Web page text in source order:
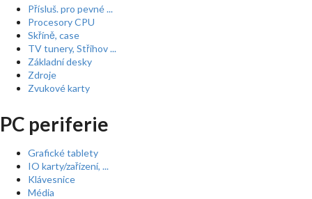
Přísluš. pro pevné ...
Procesory CPU
Skříně, case
TV tunery, Střihov ...
Základní desky
Zdroje
Zvukové karty
PC periferie
Grafické tablety
IO karty/zařízení, ...
Klávesnice
Média